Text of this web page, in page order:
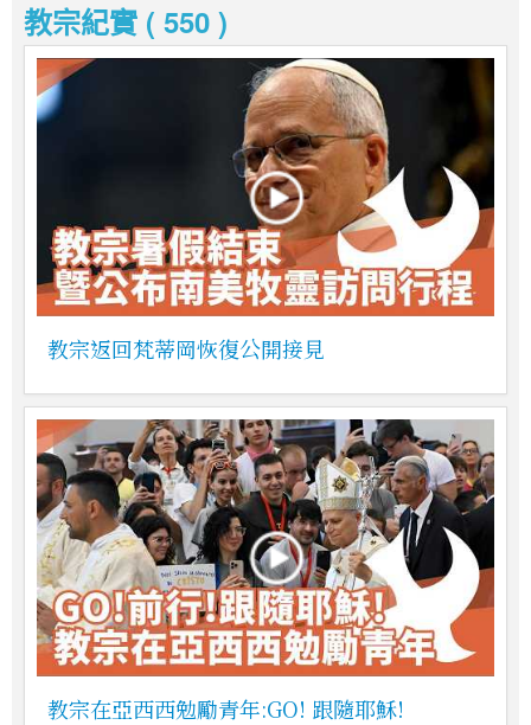
教宗紀實 ( 550 )
教宗返回梵蒂岡恢復公開接見
教宗在亞西西勉勵青年:GO! 跟隨耶穌!